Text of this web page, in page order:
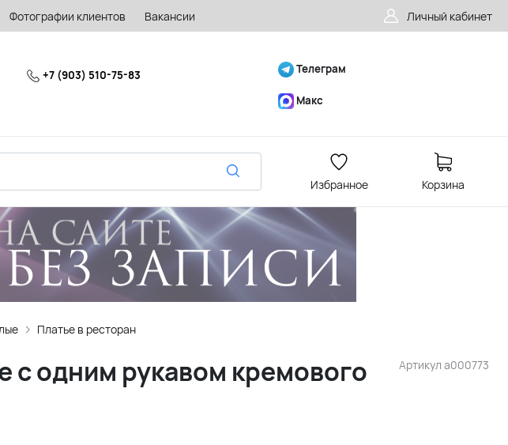
Фотографии клиентов Вакансии Личный кабинет
+7 (903) 510-75-83 Телеграм
Макс
Избранное Корзина
Платье в ресторан
Артикул a000773
с одним рукавом кремового